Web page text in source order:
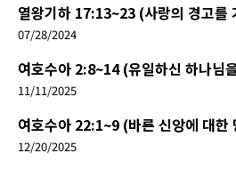
열왕기하 17:13~23 (사랑의 경고를
07/28/2024
여호수아 2:8~14 (유일하신 하나님
11/11/2025
여호수아 22:1~9 (바른 신앙에 대한
12/20/2025